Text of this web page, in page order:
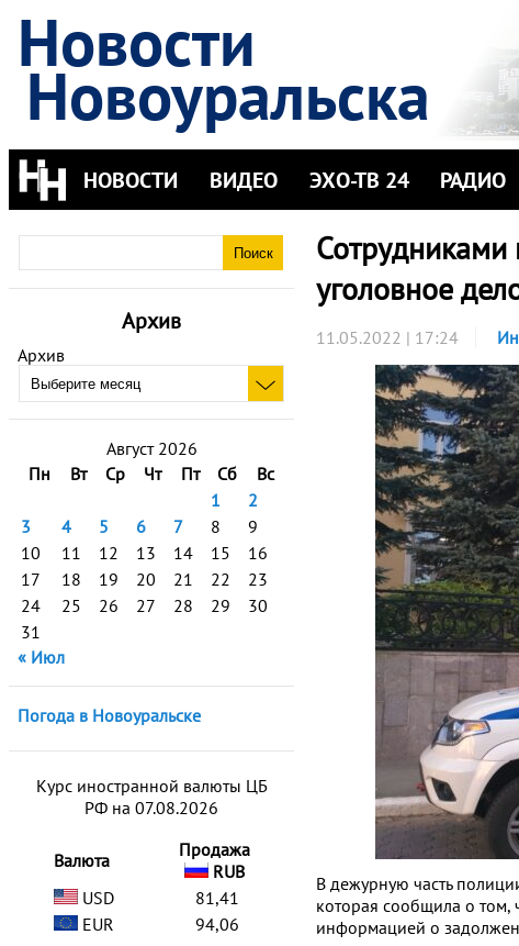
Новости
Новоуральска
НОВОСТИ ВИДЕО ЭХО-ТВ 24 РАДИО
Архив
Архив
Август 2026
Пн
Вт Ср Чт Пт Сб
Вс
1
2
3
4 5 6 7 8
9
10
11 12 13 14 15
16
17
18 19 20 21 22
23
24
25 26 27 28 29
30
31
« Июл
Погода в Новоуральске
Курс иностранной валюты ЦБ
РФ на 07.08.2026
Валюта
Продажа
RUB
USD
81,41
EUR
94,06
Сотрудниками
уголовное
11.05.2022 | 17:24
В дежурную часть
которая сообщила о том,
информацией о